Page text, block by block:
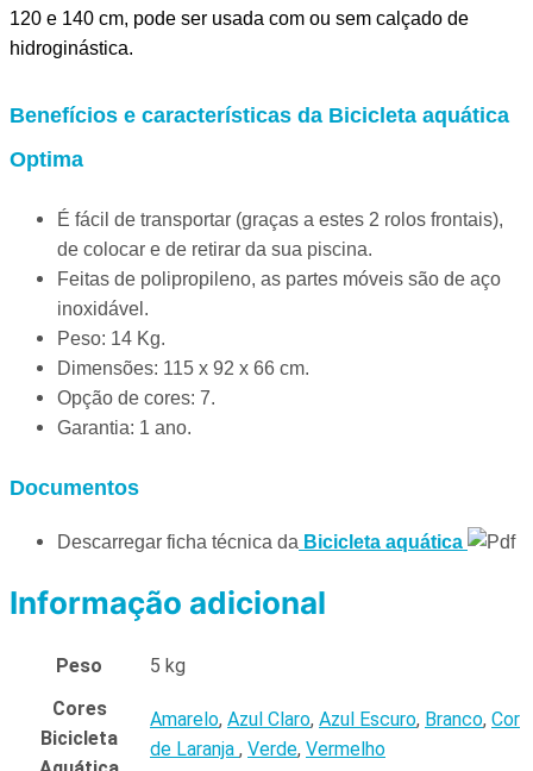
120 e 140 cm, pode ser usada com ou sem calçado de
hidroginástica.
Benefícios e características da Bicicleta aquática
Optima
É fácil de transportar (graças a estes 2 rolos frontais),
de colocar e de retirar da sua piscina.
Feitas de polipropileno, as partes móveis são de aço
inoxidável.
Peso: 14 Kg.
Dimensões: 115 x 92 x 66 cm.
Opção de cores: 7.
Garantia: 1 ano.
Documentos
Descarregar ficha técnica da Bicicleta aquática
Informação adicional
Peso
5 kg
Cores
Bicicleta
Amarelo, Azul Claro, Azul Escuro, Branco, Cor
de Laranja , Verde, Vermelho